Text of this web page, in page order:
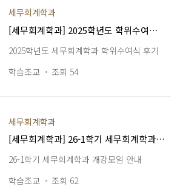
세무회계학과
[세무회계학과] 2025학년도 학위수여식 후기
2025학년도 세무회계학과 학위수여식 후기
학습조교
조회 54
세무회계학과
[세무회계학과] 26-1학기 세무회계학과 개강모임 안내
26-1학기 세무회계학과 개강모임 안내
학습조교
조회 62